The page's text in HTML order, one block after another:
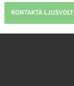
KONTAKTA LJUSVOLT